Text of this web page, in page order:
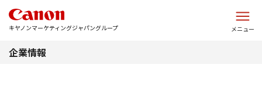
キヤノンマーケティングジャパングループ メニュー
企業情報